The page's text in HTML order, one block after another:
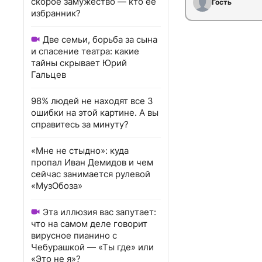
избранник?
Две семьи, борьба за сына
и спасение театра: какие
тайны скрывает Юрий
Гальцев
98% людей не находят все 3
ошибки на этой картине. А вы
справитесь за минуту?
«Мне не стыдно»: куда
пропал Иван Демидов и чем
сейчас занимается рулевой
«МузОбоза»
Эта иллюзия вас запутает:
что на самом деле говорит
вирусное пианино с
Чебурашкой — «Ты где» или
«Это не я»?
Гость